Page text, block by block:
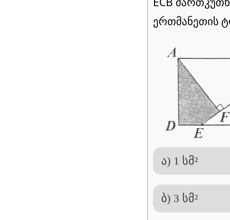
ერთმანეთის
ა) 1 სმ²
ბ) 3 სმ²